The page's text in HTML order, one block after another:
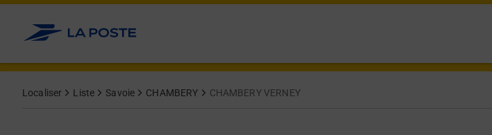
Allez au contenu
Localiser Liste Savoie CHAMBERY CHAMBERY VERNEY
Day of the WeekHours
Get directions to La Poste at SQUARE PAUL VIDAL CHAMBERY,
lien s'ouvre dans un nouvel onglet